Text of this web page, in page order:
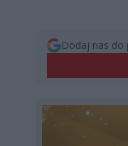
Dodaj nas do